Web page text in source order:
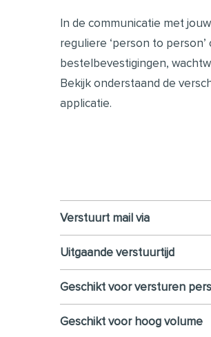
In de communicatie met
reguliere ‘person to
bestelbevestigingen,
Bekijk onderstaand de
applicatie.
Verstuurt mail via
Uitgaande verstuurtijd
Geschikt voor versturen
Geschikt voor hoog volume